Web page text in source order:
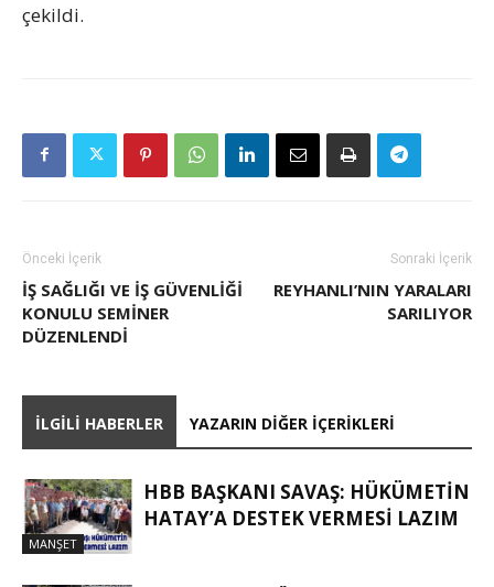
çekildi.
Önceki İçerik
İŞ SAĞLIĞI VE İŞ GÜVENLIĞI
KONULU SEMINER
DÜZENLENDI
Sonraki İçerik
REYHANLI’NIN YARALARI
SARILIYOR
İLGILI HABERLER YAZARIN DIĞER İÇERIKLERI
MANŞET
HBB BAŞKANI SAVAŞ: HÜKÜMETİN
HATAY’A DESTEK VERMESİ LAZIM